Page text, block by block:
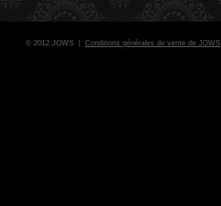
© 2012 JOWS | Conditions générales de vente de JOWS